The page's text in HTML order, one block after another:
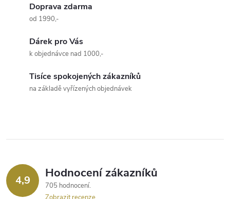
í
r
Doprava zdarma
od 1990,-
Dárek pro Vás
k objednávce nad 1000,-
Tisíce spokojených zákazníků
na základě vyřízených objednávek
4,9 Hodnocení zákazníků
705 hodnocení